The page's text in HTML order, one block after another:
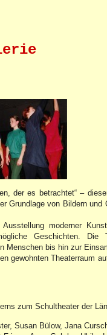
der es betrachtet“ –
Grundlage von Bildern und
moderner
Geschichten. Die
Menschen bis hin zur
gewohnten Theaterraum
zum Schultheater der
Susan Bülow, Jana